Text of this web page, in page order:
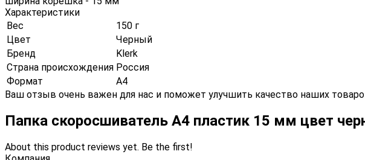
Характеристики
Вес
150 г
Цвет
Черный
Бренд
Klerk
Страна происхождения Россия
Формат
А4
Ваш отзыв очень важен для нас и поможет улучшить качество наших
Папка скоросшиватель А4 пластик 15 мм цвет
About this product reviews yet. Be the first!